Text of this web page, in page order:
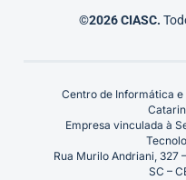
©2026 CIASC.
Centro de Informática e
Empresa vinculada à
Rua Murilo Andriani, 327
SC –